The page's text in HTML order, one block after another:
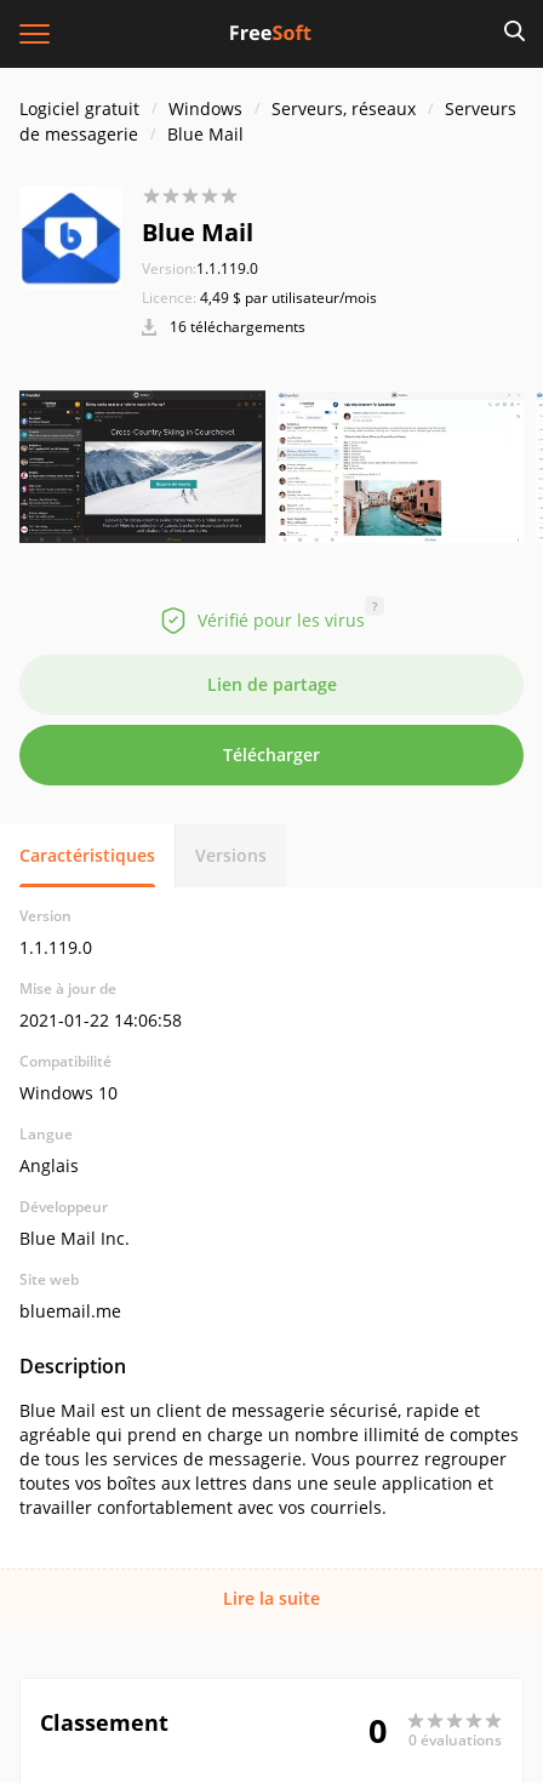
Logiciel gratuit Windows Serveurs, réseaux
Serveurs
de messagerie
Blue Mail
Blue Mail
Version:1.1.119.0
Licence: 4,49 $ par utilisateur/mois
16 téléchargements
Vérifié pour les virus
?
Lien de partage
Télécharger
Caractéristiques Versions
Version
1.1.119.0
Mise à jour de
2021-01-22 14:06:58
Compatibilité
Windows 10
Langue
Anglais
Développeur
Blue Mail Inc.
Site web
bluemail.me
Description
Blue Mail est un client de messagerie sécurisé, rapide et
agréable qui prend en charge un nombre illimité de comptes
de tous les services de messagerie. Vous pourrez regrouper
toutes vos boîtes aux lettres dans une seule application et
travailler confortablement avec vos courriels.
Lire la suite
Classement 0 0 évaluations